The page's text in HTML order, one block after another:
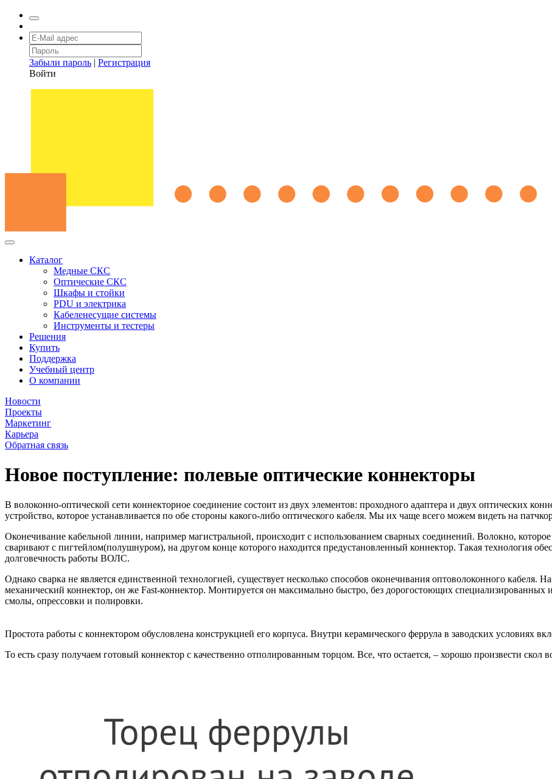
Забыли пароль | Регистрация
Войти
Каталог
Медные СКС
Оптические СКС
Шкафы и стойки
PDU и электрика
Кабеленесущие системы
Инструменты и тестеры
Решения
Купить
Поддержка
Учебный центр
О компании
Новости
Проекты
Маркетинг
Карьера
Обратная связь
Новое поступление: полевые оптические коннекторы
В волоконно-оптической сети коннекторное соединение состоит из двух элементов: проходного адаптера и двух оптических
устройство, которое устанавливается по обе стороны какого-либо оптического кабеля. Мы их чаще всего можем видеть на
Оконечивание кабельной линии, например магистральной, происходит с использованием сварных соединений. Волокно,
сваривают с пигтейлом(полушнуром), на другом конце которого находится предустановленный коннектор. Такая технология
долговечность работы ВОЛС.
Однако сварка не является единственной технологией, существует несколько способов оконечивания оптоволоконного кабеля.
механический коннектор, он же Fast-коннектор. Монтируется он максимально быстро, без дорогостоющих специализированных
смолы, опрессовки и полировки.
Простота работы с коннектором обусловлена конструкцией его корпуса. Внутри керамического феррула в заводских условиях
То есть сразу получаем готовый коннектор с качественно отполированным торцом. Все, что остается, – хорошо произвести скол